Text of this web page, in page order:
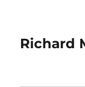
Richard